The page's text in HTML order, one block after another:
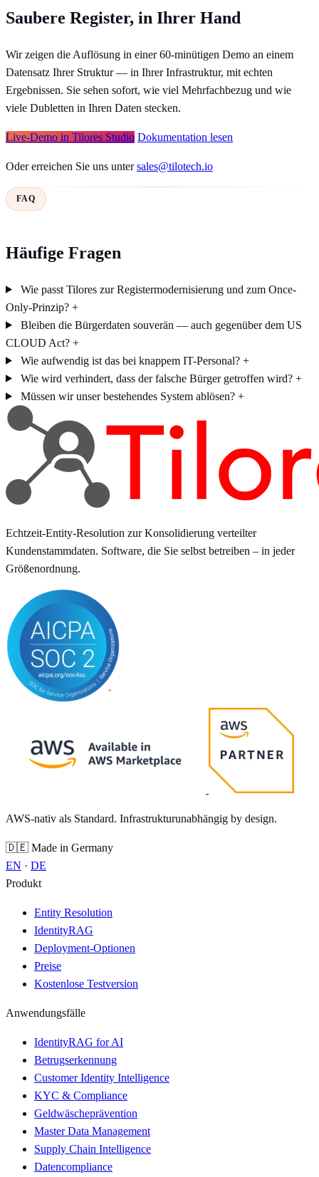
Saubere Register, in Ihrer Hand
Wir zeigen die Auflösung in einer 60-minütigen Demo an einem
Datensatz Ihrer Struktur — in Ihrer Infrastruktur, mit echten
Ergebnissen. Sie sehen sofort, wie viel Mehrfachbezug und wie
viele Dubletten in Ihren Daten stecken.
Live-Demo in Tilores Studio Dokumentation lesen
Oder erreichen Sie uns untersales@tilotech.io
FAQ
Häufige Fragen
Wie passt Tilores zur Registermodernisierung und zum Once-
Only-Prinzip? +
Bleiben die Bürgerdaten souverän — auch gegenüber dem US
CLOUD Act? +
Wie aufwendig ist das bei knappem IT-Personal? +
Wie wird verhindert, dass der falsche Bürger getroffen wird? +
Müssen wir unser bestehendes System ablösen? +
Echtzeit-Entity-Resolution zur Konsolidierung verteilter
Kundenstammdaten. Software, die Sie selbst betreiben – in jeder
Größenordnung.
AWS-nativ als Standard. Infrastrukturunabhängig by design.
🇩🇪 Made in Germany
EN · DE
Produkt
Entity Resolution
IdentityRAG
Deployment-Optionen
Preise
Kostenlose Testversion
Anwendungsfälle
IdentityRAG for AI
Betrugserkennung
Customer Identity Intelligence
KYC & Compliance
Geldwäscheprävention
Master Data Management
Supply Chain Intelligence
Datencompliance